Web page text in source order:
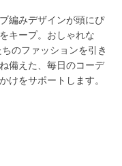
編みデザインが頭にぴ
キープ。おしゃれな
のファッションを引き
備えた、毎日のコーデ
けをサポートします。